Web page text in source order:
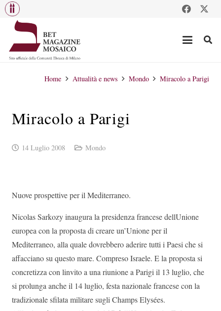
Home Attualità e news Mondo Miracolo a Parigi
Miracolo a Parigi
14 Luglio 2008 Mondo
Nuove prospettive per il Mediterraneo.
Nicolas Sarkozy inaugura la presidenza francese dellUnione
europea con la proposta di creare un’Unione per il
Mediterraneo, alla quale dovrebbero aderire tutti i Paesi che si
affacciano su questo mare. Compreso Israele. E la proposta si
concretizza con linvito a una riunione a Parigi il 13 luglio, che
si prolunga anche il 14 luglio, festa nazionale francese con la
tradizionale sfilata militare sugli Champs Elysées.